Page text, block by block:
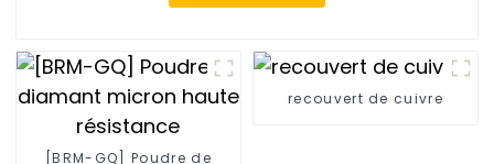
[BRM-GQ] Poudre de
recouvert de cuivre